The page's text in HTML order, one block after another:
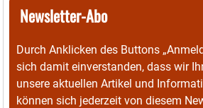
Newsletter-Abo
Durch Anklicken des Buttons
sich damit einverstanden, dass wir
unsere aktuellen Artikel und
können sich jederzeit von diesem